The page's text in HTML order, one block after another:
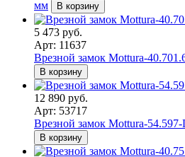
мм
В корзину
5 473 руб.
Арт: 11637
Врезной замок Mottura-
В корзину
12 890 руб.
Арт: 53717
Врезной замок Mottura-
В корзину